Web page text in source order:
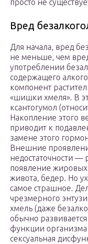
просто не
Вред
Для начала, вред
не меньше, чем
употреблении
содержащего
компонент
«шишки хмеля». В
ксантогумол
Накопление этого
приводит к
замене этого
Внешние
недостаточности —
появление жировых
живота, бедер. Но
самое страшное.
чрезмерного
хмель (даже
обычно
функции организма
сексуальная